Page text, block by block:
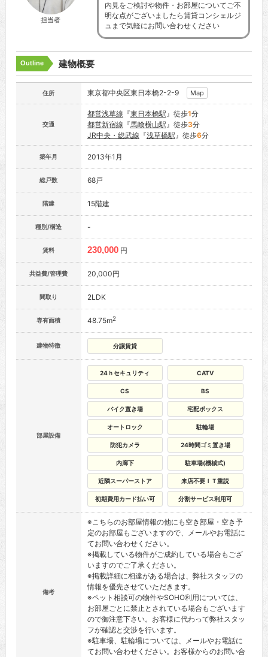
担当者
内見をご検討や物件・お部屋についてご不
明な点がございましたら賃貸コンシェルジ
ュまで気軽にお問い合わせください
Outline 建物概要
住所 東京都中央区東日本橋2-2-9 Map
交通
都営浅草線 『東日本橋駅』徒歩1分
都営新宿線 『馬喰横山駅』徒歩3分
JR中央・総武線 『浅草橋駅』徒歩6分
築年月 2013年1月
総戸数 68戸
階建 15階建
種別/構造 -
賃料 230,000 円
共益費/管理費 20,000円
間取り 2LDK
専有面積 48.75m2
建物特徴 分譲賃貸
部屋設備
24ｈセキュリティ CATV
CS BS
バイク置き場 宅配ボックス
オートロック 駐輪場
防犯カメラ 24時間ゴミ置き場
内廊下 駐車場(機械式)
近隣スーパーストア 来店不要ＩＴ重説
初期費用カード払い可 分割サービス利用可
備考
※こちらのお部屋情報の他にも空き部屋・空き予
定のお部屋もございますので、メールやお電話に
てお問い合わせください。
※掲載している物件がご成約している場合もござ
いますのでご了承ください。
※掲載詳細に相違がある場合は、弊社スタッフの
情報を優先させていただきます。
※ペット相談可の物件やSOHO利用については、
お部屋ごとに禁止とされている場合もございます
ので御注意下さい。お客様に代わって弊社スタッ
フが確認と交渉を行います。
※駐車場、駐輪場については、メールやお電話に
てお問い合わせください。お客様からのお問い合